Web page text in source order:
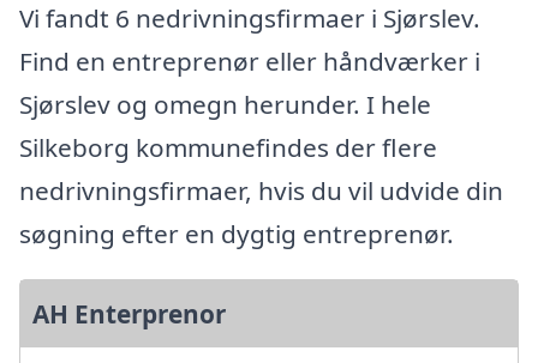
Vi fandt 6 nedrivningsfirmaer i Sjørslev.
Find en entreprenør eller håndværker i
Sjørslev og omegn herunder. I hele
Silkeborg kommunefindes der flere
nedrivningsfirmaer, hvis du vil udvide din
søgning efter en dygtig entreprenør.
AH Enterprenor